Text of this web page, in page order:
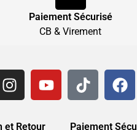
Paiement Sécurisé
CB & Virement
et Retour Paiement